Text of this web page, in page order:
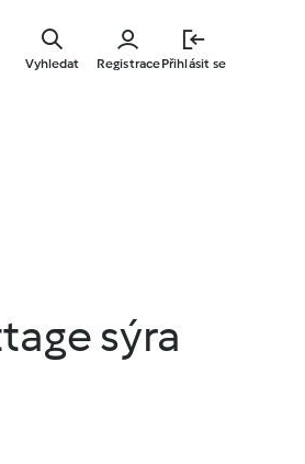
hlavnímu
RegistracePřihlásit se
Vyhledat
sýra